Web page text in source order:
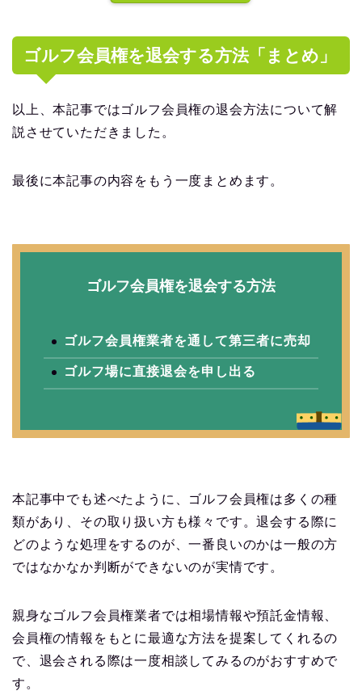
ゴルフ会員権を退会する方法「まとめ」
以上、本記事ではゴルフ会員権の退会方法について解
説させていただきました。
最後に本記事の内容をもう一度まとめます。
ゴルフ会員権を退会する方法
ゴルフ会員権業者を通して第三者に売却
ゴルフ場に直接退会を申し出る
本記事中でも述べたように、ゴルフ会員権は多くの種
類があり、その取り扱い方も様々です。退会する際に
どのような処理をするのが、一番良いのかは一般の方
ではなかなか判断ができないのが実情です。
親身なゴルフ会員権業者では相場情報や預託金情報、
会員権の情報をもとに最適な方法を提案してくれるの
で、退会される際は一度相談してみるのがおすすめで
す。